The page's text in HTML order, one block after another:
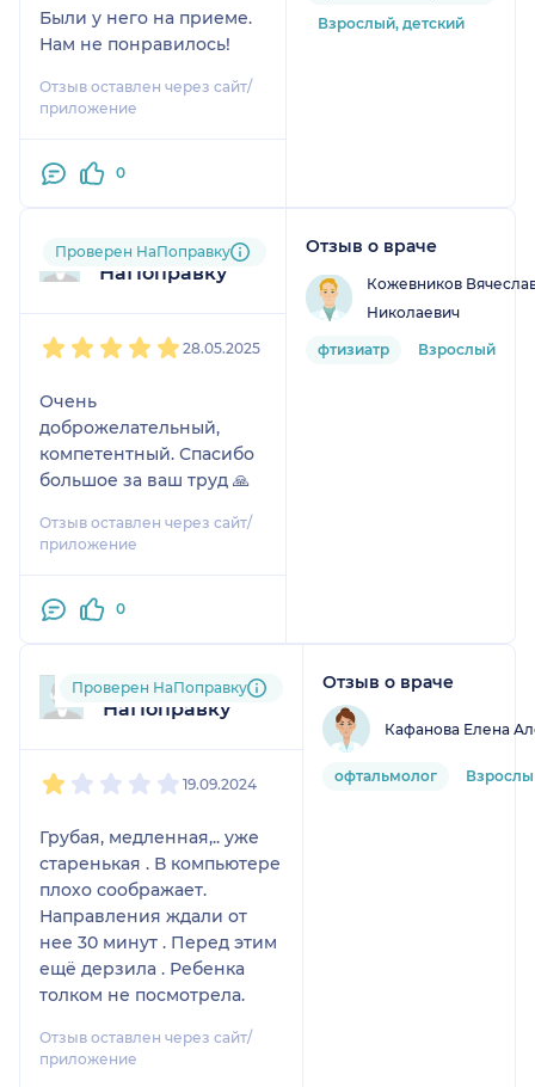
Были у него на приеме.
Нам не понравилось!
Отзыв оставлен через сайт/
приложение
0
Взрослый, детский
Пользователь
НаПоправку
Проверен НаПоправку
28.05.2025
Очень
доброжелательный,
компетентный. Спасибо
большое за ваш труд 🙏
Отзыв оставлен через сайт/
приложение
0
Отзыв о враче
Кожевников
Николаевич
фтизиатр Взрослый
Пользователь
НаПоправку
Проверен НаПоправку
19.09.2024
Грубая, медленная,.. уже
старенькая . В компьютере
плохо соображает.
Направления ждали от
нее 30 минут . Перед этим
ещё дерзила . Ребенка
толком не посмотрела.
Отзыв оставлен через сайт/
приложение
Отзыв о враче
Кафанова Елена
офтальмолог